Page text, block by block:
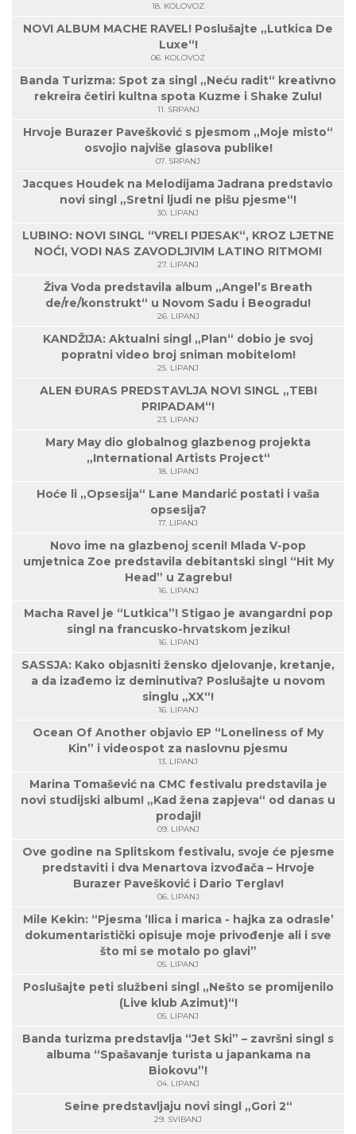
18. KOLOVOZ
NOVI ALBUM MACHE RAVEL! Poslušajte „Lutkica De
Luxe“!
06. KOLOVOZ
Banda Turizma: Spot za singl „Neću radit“ kreativno
rekreira četiri kultna spota Kuzme i Shake Zulu!
11. SRPANJ
Hrvoje Burazer Pavešković s pjesmom „Moje misto“
osvojio najviše glasova publike!
07. SRPANJ
Jacques Houdek na Melodijama Jadrana predstavio
novi singl „Sretni ljudi ne pišu pjesme“!
30. LIPANJ
LUBINO: NOVI SINGL “VRELI PIJESAK“, KROZ LJETNE
NOĆI, VODI NAS ZAVODLJIVIM LATINO RITMOM!
27. LIPANJ
Živa Voda predstavila album „Angel’s Breath
de/re/konstrukt“ u Novom Sadu i Beogradu!
26. LIPANJ
KANDŽIJA: Aktualni singl „Plan“ dobio je svoj
popratni video broj sniman mobitelom!
25. LIPANJ
ALEN ĐURAS PREDSTAVLJA NOVI SINGL „TEBI
PRIPADAM“!
23. LIPANJ
Mary May dio globalnog glazbenog projekta
„International Artists Project“
18. LIPANJ
Hoće li „Opsesija“ Lane Mandarić postati i vaša
opsesija?
17. LIPANJ
Novo ime na glazbenoj sceni! Mlada V-pop
umjetnica Zoe predstavila debitantski singl “Hit My
Head” u Zagrebu!
16. LIPANJ
Macha Ravel je “Lutkica”! Stigao je avangardni pop
singl na francusko-hrvatskom jeziku!
16. LIPANJ
SASSJA: Kako objasniti žensko djelovanje, kretanje,
a da izađemo iz deminutiva? Poslušajte u novom
singlu „XX“!
16. LIPANJ
Ocean Of Another objavio EP “Loneliness of My
Kin” i videospot za naslovnu pjesmu
13. LIPANJ
Marina Tomašević na CMC festivalu predstavila je
novi studijski album! „Kad žena zapjeva“ od danas u
prodaji!
09. LIPANJ
Ove godine na Splitskom festivalu, svoje će pjesme
predstaviti i dva Menartova izvođača – Hrvoje
Burazer Pavešković i Dario Terglav!
06. LIPANJ
Mile Kekin: “Pjesma ’Ilica i marica - hajka za odrasle’
dokumentaristički opisuje moje privođenje ali i sve
što mi se motalo po glavi”
05. LIPANJ
Poslušajte peti službeni singl „Nešto se promijenilo
(Live klub Azimut)“!
05. LIPANJ
Banda turizma predstavlja “Jet Ski” – završni singl s
albuma “Spašavanje turista u japankama na
Biokovu”!
04. LIPANJ
Seine predstavljaju novi singl „Gori 2“
29. SVIBANJ